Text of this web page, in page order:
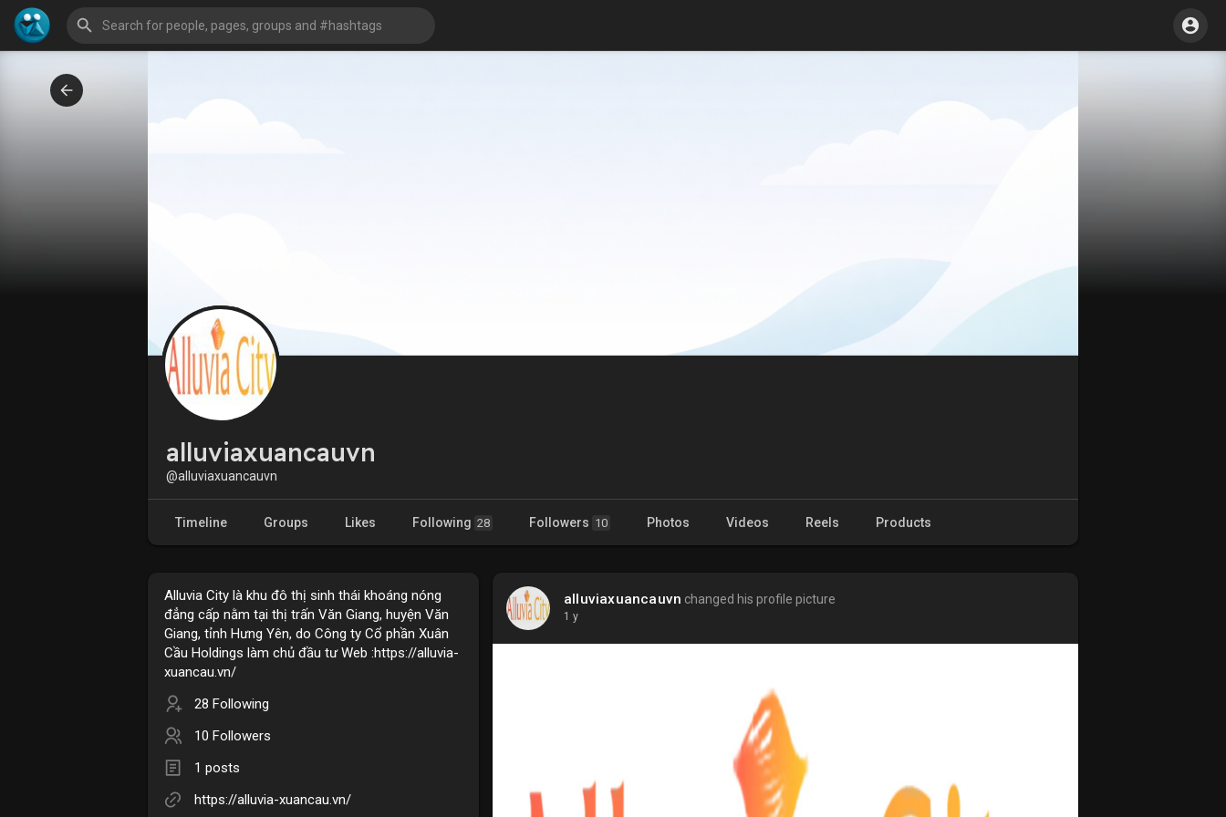
alluviaxuancauvn
@alluviaxuancauvn
Timeline Groups Likes Following 28 Followers 10 Photos Videos Reels Products
Alluvia City là khu đô thị sinh thái khoáng nóng
đẳng cấp nằm tại thị trấn Văn Giang, huyện Văn
Giang, tỉnh Hưng Yên, do Công ty Cổ phần Xuân
Cầu Holdings làm chủ đầu tư Web :https://alluvia-
xuancau.vn/
28 Following
10 Followers
1 posts
https://alluvia-xuancau.vn/
alluviaxuancauvn changed his profile picture
1 y